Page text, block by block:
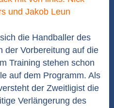
die Handballer des
der Vorbereitung auf die
Training stehen schon
auf dem Programm. Als
der Zweitligist die
Verlängerung des